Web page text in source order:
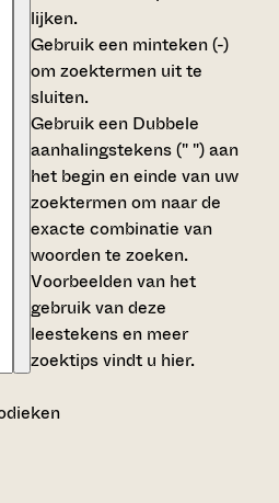
lijken.
Gebruik een minteken (-)
om zoektermen uit te
sluiten.
Gebruik een Dubbele
aanhalingstekens (" ")aan
het begin en einde van uw
zoektermen om naar de
exacte combinatie van
woorden te zoeken.
Voorbeelden van het
gebruik van deze
leestekens en meer
zoektips vindt u hier.